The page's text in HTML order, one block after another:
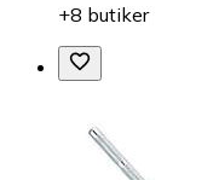
+8 butiker